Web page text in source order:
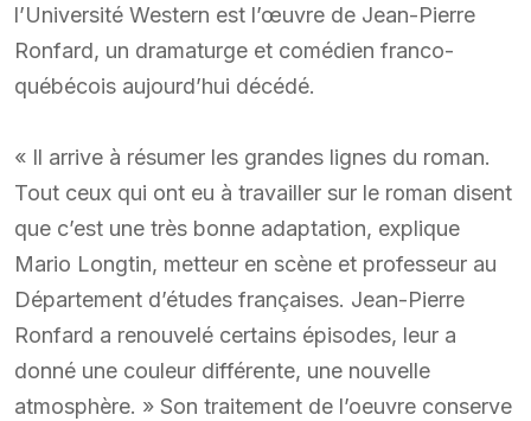
l’Université Western est l’œuvre de Jean-Pierre
Ronfard, un dramaturge et comédien franco-
québécois aujourd’hui décédé.
« Il arrive à résumer les grandes lignes du roman.
Tout ceux qui ont eu à travailler sur le roman disent
que c’est une très bonne adaptation, explique
Mario Longtin, metteur en scène et professeur au
Département d’études françaises. Jean-Pierre
Ronfard a renouvelé certains épisodes, leur a
donné une couleur différente, une nouvelle
atmosphère. » Son traitement de l’oeuvre conserve